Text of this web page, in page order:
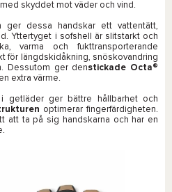
skyddet mot väder och vind.
ger dessa handskar ett vattentätt,
Yttertyget i sofshell är slitstarkt och
varma och fukttransporterande
för längdskidåkning, snöskovandring
Dessutom ger denstickade Octa®
extra värme.
i getläder ger bättre hållbarhet och
optimerar fingerfärdigheten.
att ta på sig handskarna och har en